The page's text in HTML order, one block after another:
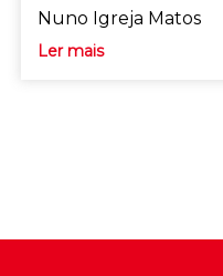
Nuno Igreja Matos
Ler mais